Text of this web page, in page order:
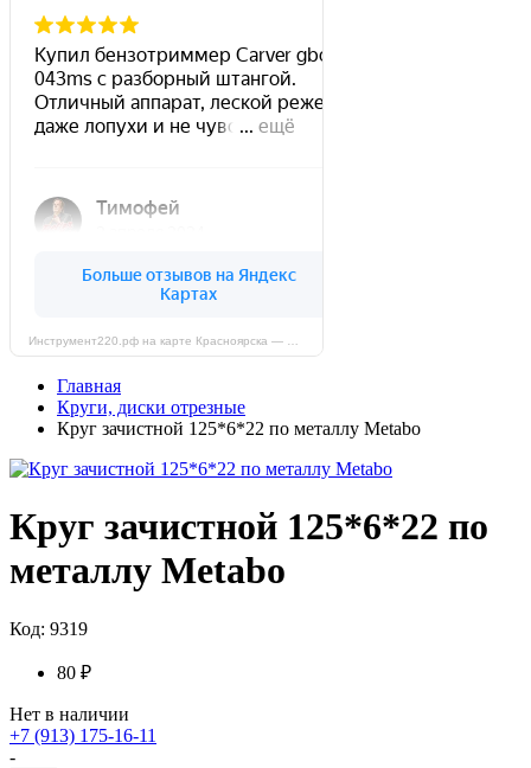
Главная
Круги, диски отрезные
Круг зачистной 125*6*22 по металлу Metabo
Круг зачистной 125*6*22 по
металлу Metabo
Код: 9319
80 ₽
Нет в наличии
+7 (913) 175-16-11
-